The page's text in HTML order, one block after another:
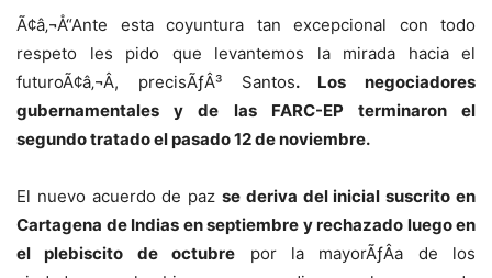
Ã¢â‚¬Å“Ante esta coyuntura tan excepcional con todo
respeto les pido que levantemos la mirada hacia el
futuroÃ¢â‚¬Â, precisÃƒÂ³ Santos. Los negociadores
gubernamentales y de las FARC-EP terminaron el
segundo tratado el pasado 12 de noviembre.
El nuevo acuerdo de paz se deriva del inicial suscrito en
Cartagena de Indias en septiembre y rechazado luego en
el plebiscito de octubre por la mayorÃƒÂ­a de los